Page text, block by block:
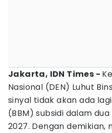
Jakarta, IDN Times -
Nasional (DEN) Luhut
sinyal tidak akan ada
(BBM) subsidi dalam
2027. Dengan demikian,